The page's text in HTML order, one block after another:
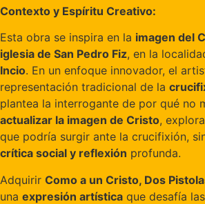
Contexto y Espíritu Creativo:
Esta obra se inspira en la imagen del
iglesia de San Pedro Fiz, en la
Incio. En un enfoque innovador, el
representación tradicional de la
plantea la interrogante de por qué no
actualizar la imagen de Cristo,
que podría surgir ante la crucifixión,
crítica social y reflexión profunda.
Adquirir Como a un Cristo, Dos
una expresión artística que desafía